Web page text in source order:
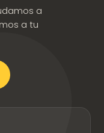
a
a tu